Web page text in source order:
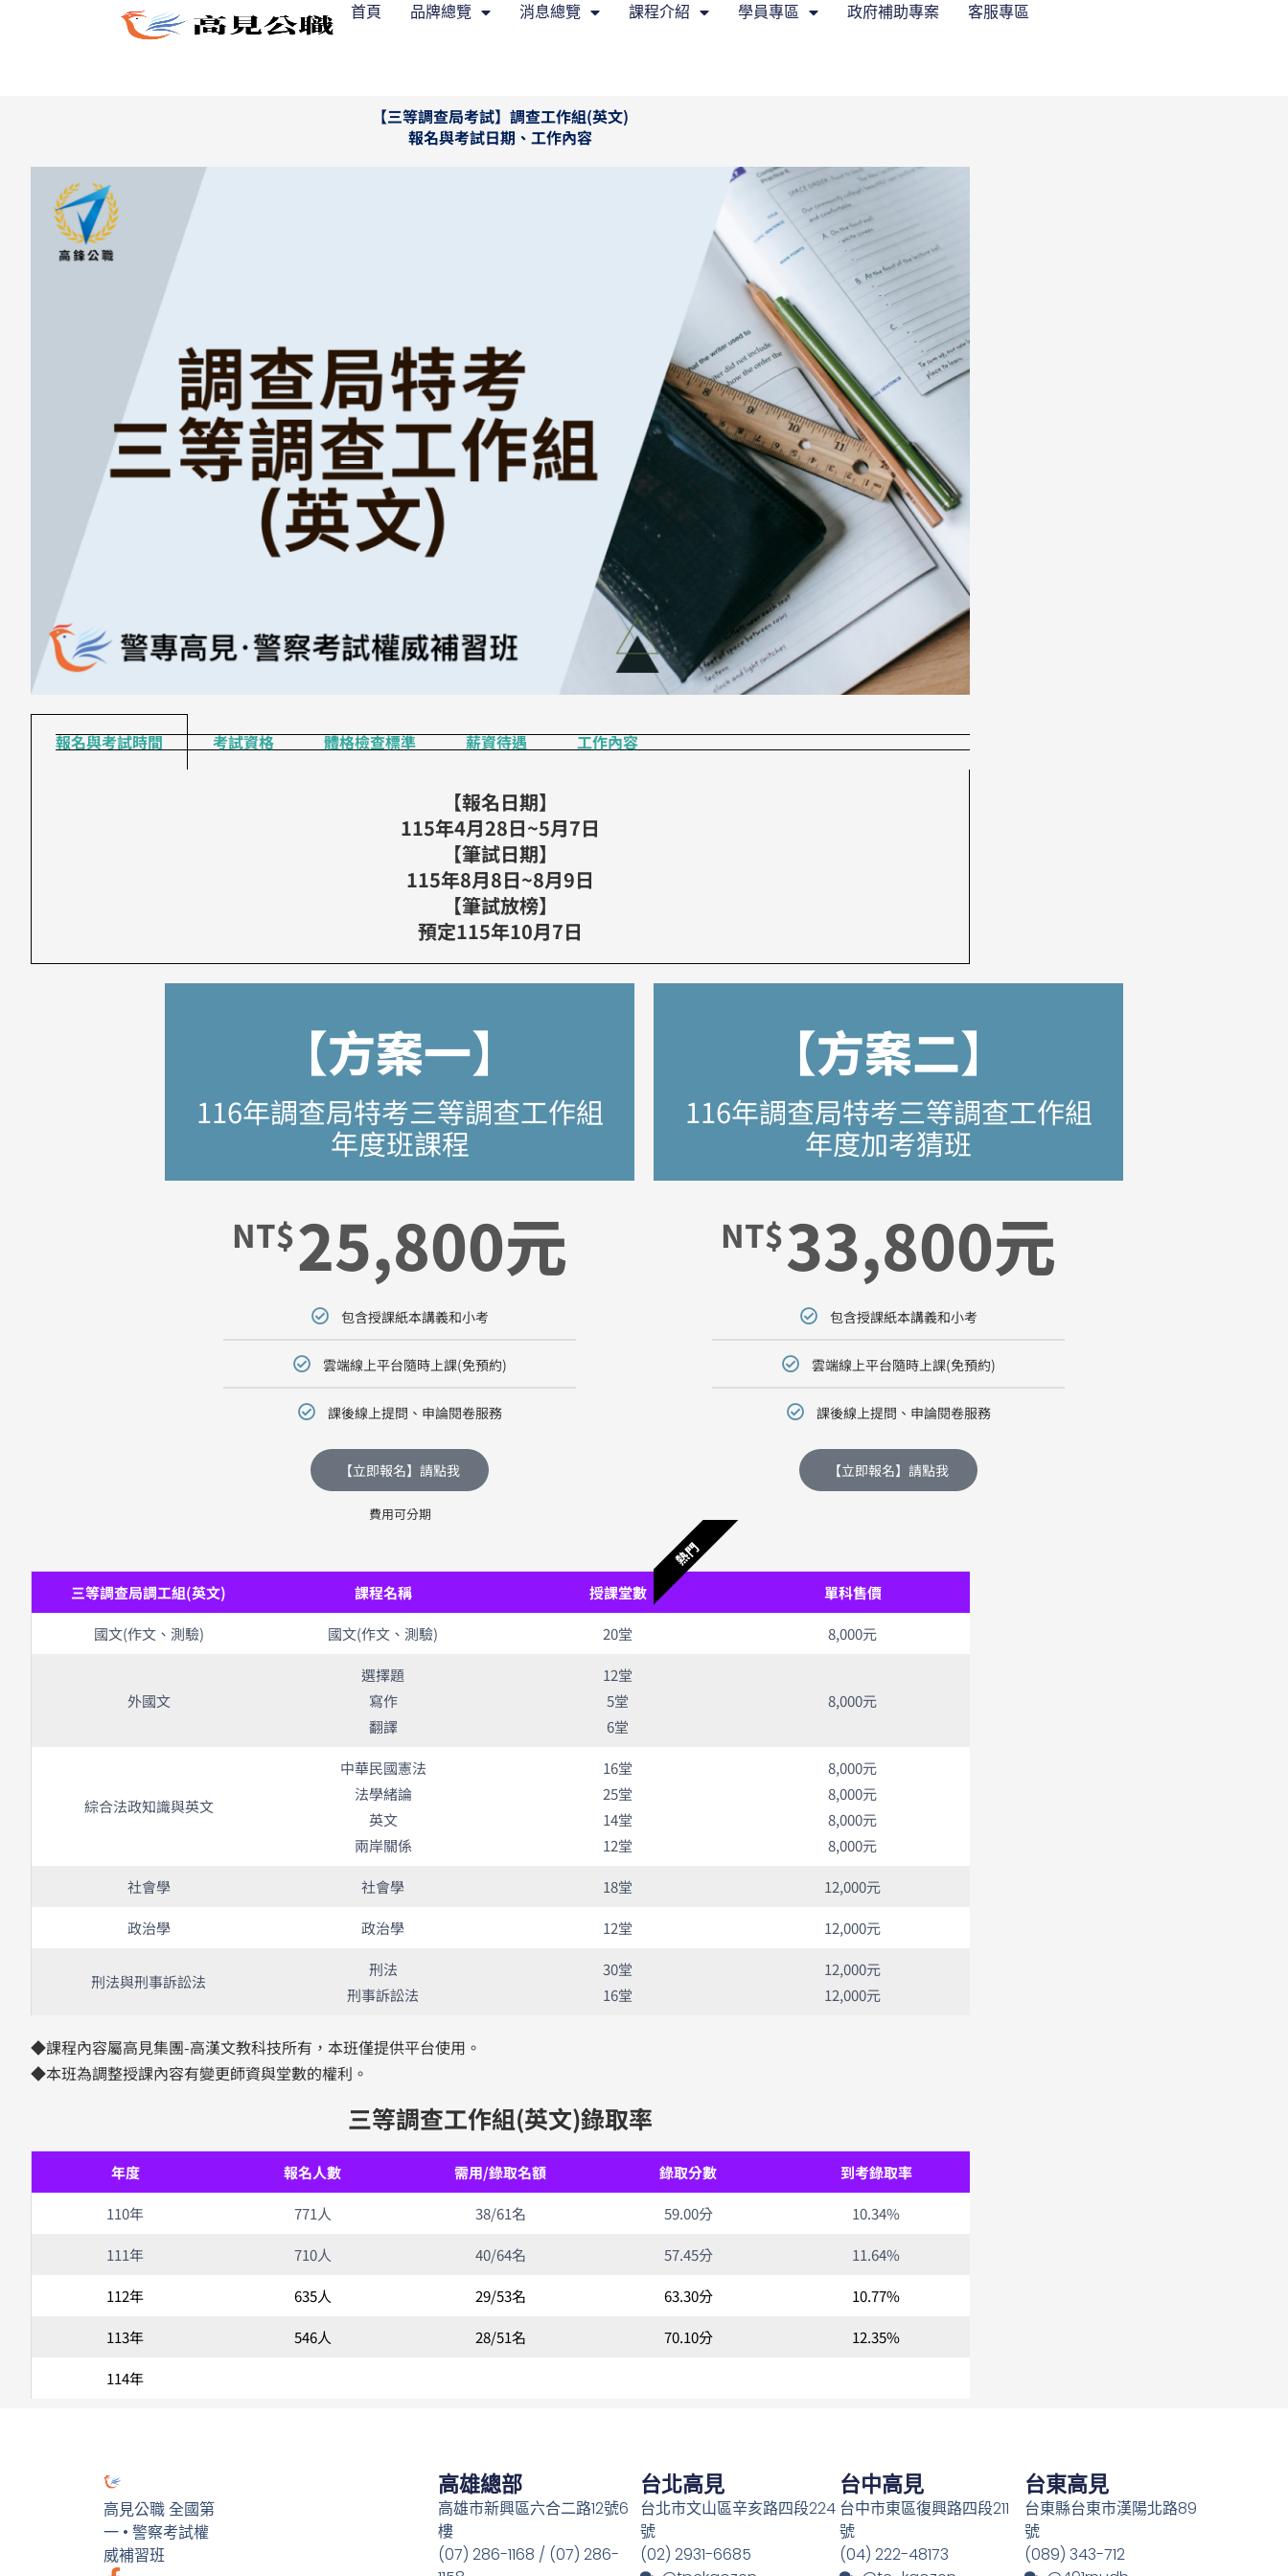
首頁 品牌總覽 消息總覽 課程介紹 學員專區 政府補助專案 客服專區
【三等調查局考試】調查工作組(英文)
報名與考試日期、工作內容
報名與考試時間 考試資格 體格檢查標準 薪資待遇 工作內容
【報名日期】
115年4月28日~5月7日
【筆試日期】
115年8月8日~8月9日
【筆試放榜】
預定115年10月7日
【方案一】
116年調查局特考三等調查工作組
年度班課程
NT$25,800元
包含授課紙本講義和小考
雲端線上平台隨時上課(免預約)
課後線上提問、申論閱卷服務
【立即報名】請點我
費用可分期
【方案二】
116年調查局特考三等調查工作組
年度加考猜班
NT$33,800元
包含授課紙本講義和小考
雲端線上平台隨時上課(免預約)
課後線上提問、申論閱卷服務
【立即報名】請點我
熱門
三等調查局調工組(英文) 課程名稱 授課堂數 單科售價
國文(作文、測驗) 國文(作文、測驗) 20堂 8,000元
外國文
選擇題
寫作
翻譯
12堂
5堂
6堂
8,000元
綜合法政知識與英文
中華民國憲法
法學緒論
英文
兩岸關係
16堂
25堂
14堂
12堂
8,000元
8,000元
8,000元
8,000元
社會學 社會學 18堂 12,000元
政治學 政治學 12堂 12,000元
刑法與刑事訴訟法
刑法
刑事訴訟法
30堂
16堂
12,000元
12,000元
◆課程內容屬高見集團-高漢文教科技所有，本班僅提供平台使用。
◆本班為調整授課內容有變更師資與堂數的權利。
三等調查工作組(英文)錄取率
年度 報名人數 需用/錄取名額 錄取分數 到考錄取率
110年 771人 38/61名 59.00分 10.34%
111年 710人 40/64名 57.45分 11.64%
112年 635人 29/53名 63.30分 10.77%
113年 546人 28/51名 70.10分 12.35%
114年
高見公職 全國第
一 • 警察考試權
威補習班
高雄總部
高雄市新興區六合二路12號6
樓
(07) 286-1168 / (07) 286-
台北高見
台北市文山區辛亥路四段224
號
(02) 2931-6685
台中高見
台中市東區復興路四段211
號
(04) 222-48173
台東高見
台東縣台東市漢陽北路89
號
(089) 343-712